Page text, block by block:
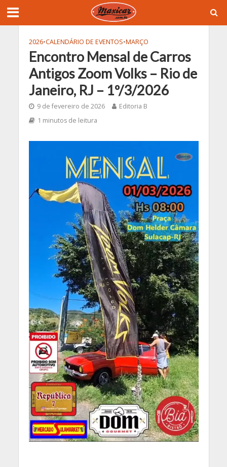
2026•CALENDÁRIO DE EVENTOS•MARÇO
Encontro Mensal de Carros
Antigos Zoom Volks – Rio de
Janeiro, RJ – 1º/3/2026
9 de fevereiro de 2026
Editoria B
1 minutos de leitura